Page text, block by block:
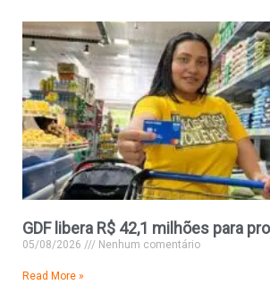
GDF libera R$ 42,1 milhões para
05/08/2026 Nenhum comentário
Read More »